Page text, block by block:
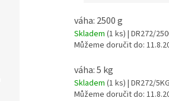
váha: 2500 g
Skladem (1 ks) | DR272/
Můžeme doručit do:
váha: 5 kg
Skladem (1 ks) | DR272/5KG
Můžeme doručit do: